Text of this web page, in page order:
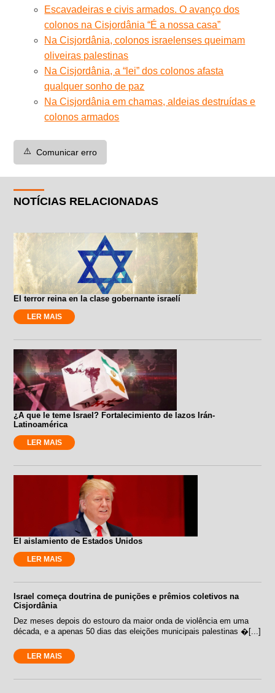
Escavadeiras e civis armados. O avanço dos
colonos na Cisjordânia “É a nossa casa”
Na Cisjordânia, colonos israelenses queimam
oliveiras palestinas
Na Cisjordânia, a “lei” dos colonos afasta
qualquer sonho de paz
Na Cisjordânia em chamas, aldeias destruídas e
colonos armados
⚠️ Comunicar erro
NOTÍCIAS RELACIONADAS
El terror reina en la clase gobernante israelí
LER MAIS
¿A que le teme Israel? Fortalecimiento de lazos Irán-
Latinoamérica
LER MAIS
El aislamiento de Estados Unidos
LER MAIS
Israel começa doutrina de punições e prêmios coletivos na
Cisjordânia
Dez meses depois do estouro da maior onda de violência em uma
década, e a apenas 50 dias das eleições municipais palestinas �[...]
LER MAIS